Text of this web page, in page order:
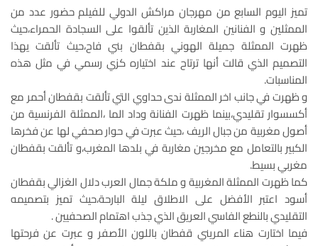
تميز اليوم السابع من مهرجان مراكش الدولي للفيلم حضور عدد من
الممثلين و الفنانين المغاربة الذين تألقوا على السجادة الحمراء،حيث
ظهرت الممثلة جميلة الهوني بقفطان بني فاح،حيث تألقت يهذا
التصميم الذي قالت أنها ترتاح عند اختياره كزي رسمي في مثل هذه
المناسبات.
و ظهرت في جانب اخر الممثلة ندى حداوي التي تألقت بقفطان أحمر مع
أكسسوار تقليدي،بينما ظهرت الفنانة وداد الما ،الممثلة الفرنسية من
أصول مغربية من جبال الريف ،حيث عبرت في حوار صحفي لها عن فخرها
الكبير بالتعامل مع مخرجين مغاربة في بلدها المغرب،و تألقت بقفطان
مغربي بسيط.
كما ظهرت الممثلة المغربية و ملكة جمال العرب دلال الغزالي بقفطان
أسود اعتبر الأفضل على الاطلاق ليلة البارحة،حيث تميز بتصميمه
التقليدي بالنطع الفاسي العريق الذي جذب اهتمام الصحفيين .
فيما اختارت هناء المريني قفطان باللون الأصفر و عبرت عن فرحتها